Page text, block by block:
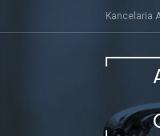
Kancelaria